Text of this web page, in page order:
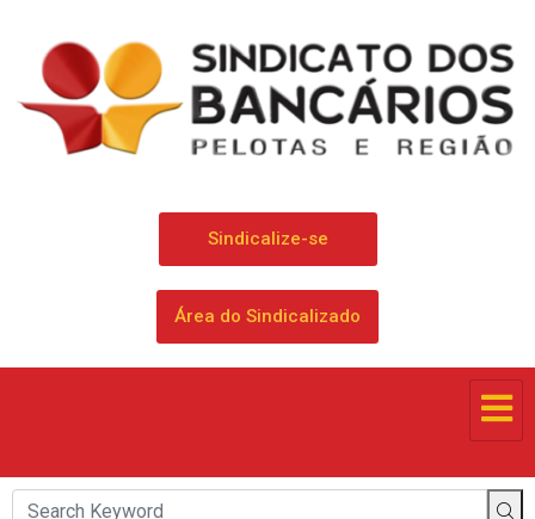
Sindicalize-se
Área do Sindicalizado